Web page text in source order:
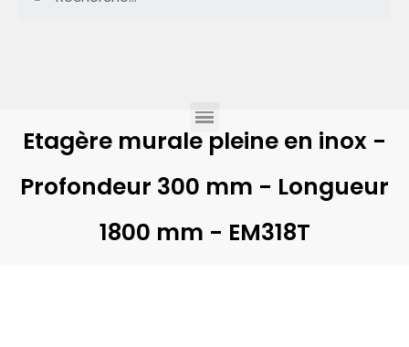
Etagère murale pleine en inox -
Profondeur 300 mm - Longueur
1800 mm - EM318T